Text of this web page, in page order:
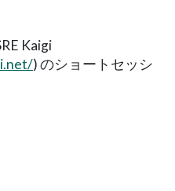
Kaigi
) のショートセッシ